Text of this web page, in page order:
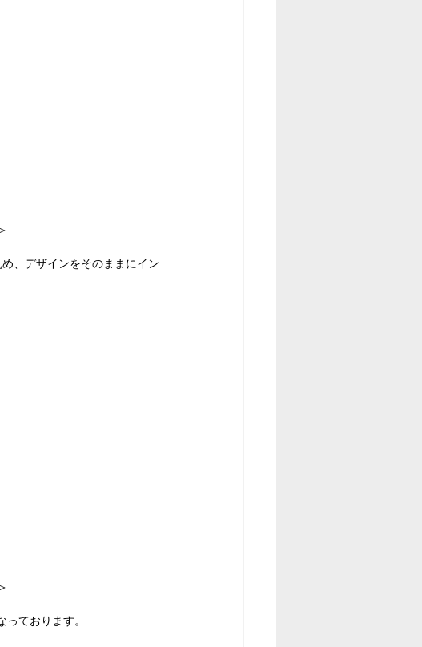
、デザインをそのままにイン
ております。